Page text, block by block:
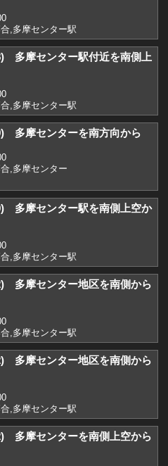
,多摩センター駅
多摩センター駅付近を南側上
,多摩センター駅
多摩センターを南方向から
,多摩センター
多摩センター駅を南側上空か
,多摩センター駅
多摩センター地区を南側から
,多摩センター駅
多摩センター地区を南側から
,多摩センター駅
多摩センターを南側上空から